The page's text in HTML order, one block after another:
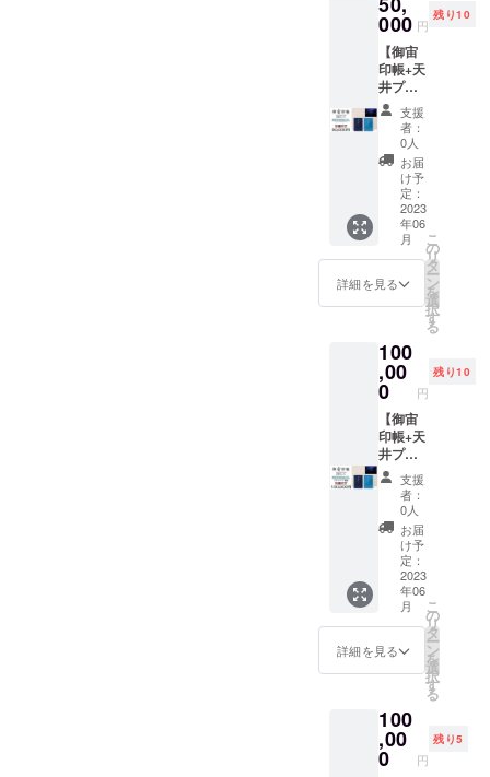
了承く
ださ
い。
と同じ
大きさ
です。
ステッ
カー
縦
50mm
x 横
70mm
） ※蛇
腹式40
か所朱
印可能
※表面保
護用透
明ビ
ニール
カバー
付 小さ
と同じ
大きさ
です。
宙印帳
（ダー
クブ
ルー）
と（ス
カイブ
ルー）
の２冊
セット
と、オ
リジナ
ルス
テッ
カーの
セット
です。
162mm
x 横112
ｍｍ x
厚さ140
ｍｍ
重さ約
150g）
（オリ
ジナル
ステッ
カー
50mm
x 横
70mm
） ※蛇
腹式40
か所朱
※表面保
明ビ
ニール
カバー
付 小さ
000 円
残り10
【御宙
印帳+天
井プラ
ネタリ
ウム】
『御宙
印帳
（ダー
クブ
ルー）
（スカ
イブ
ルー）
ｘ各1冊
+オリジ
ナルス
カーx1
枚+人工
衛星か
るたx1
セット
+天井プ
ラネタ
リウム
（1投
影）』
御宙印
（ダー
クブ
ルー）
と（ス
カイブ
ルー）
の２冊
セット
リジナ
ルス
テッ
カー、
支援
者：
0人
お届
け予
定：
2023
年06
月
詳細を見る
こ
の
リ
タ
ー
ン
を
選
択
す
る
100
,00
0 円
残り10
【御宙
印帳+天
井プラ
ネタリ
ウム
（プラ
イベー
ト番
組）】
『御宙
印帳
（ダー
クブ
ルー）
（スカ
イブ
ｘ各1冊
+オリジ
ナルス
テッ
支援
者：
0人
お届
け予
定：
2023
年06
月
詳細を見る
こ
の
リ
タ
ー
ン
を
選
択
す
る
100
,00
0 円
残り5